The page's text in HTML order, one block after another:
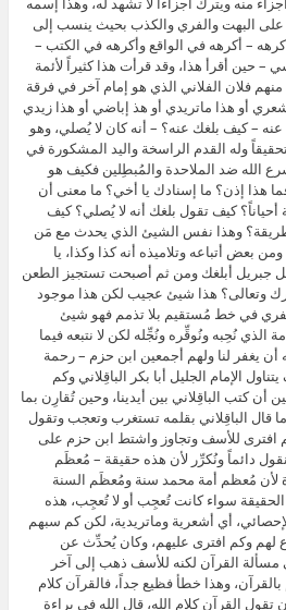
على البهت والفري والكذب بحيث ينسب إلى
– أكرهه في الواقع وأكرهه في الكتب –
حين أقرأ هذا، وقد قرأت هذا كثيراً لأئمة
فلان الفلاني الذي هو إمام آخر في فرقة
أو هذا ماتريدي أو هذ إباضي أو هذا زيدي
– كيف بلغك عنه؟ – أنه كان لا يُصلي، وهو
وله القدم الراسخة واليد المشكورة في
الله ضد الملاحدة والمُبطِلين فكيف هو
هذا إذن؟ ما إسنادك يا أخي؟ ما معنى أن
أحياناً؟ كيف تقول بلغك أنه لا يُصلي؟ كيف
وهذا نفس الشيئ الذي يحدث مع مَن
بعض أتباعه وتلاميذه أنه كذا وكذا، يا
جبريل أبلغك ومن ثم أصبحت تستجيز الطعن
وتعالى؟ هذا شيئ عجيب لكن هذا موجود
في خط مُستقيم بلا تذمم فهو شيئ
الذي نُحِبه ونُوقِّره ونُجِّله لكن لا نتبعه فيما
أن يغفر لنا ولهم أجمعين ابن حزم – رحمة
الإمام الجليل أبا بكر الباقِلاني وكم
كتب الباقِلاني بين أيدينا، وحين تُقارِن بما
قال الباقِلاني بقلمه تستغرب وتعجب وتقول
افترى للأسف وتجاوز واشتط ابن حزم على
دائماً ونُكرِّر لأن هذه حقيقة – مُعظَم
لأن مُعظم أمة محمد سنة ومُعظَم السنة
سواء كانت تُعجِب أو لا تُعجِب، هذه
أي أشعرية وماتريدية، لكن كم سبهم
لهم وكم افترى عليهم، وكان يُحدِّث عن
القرآن لكنه للأسف ذهب إلى آخر
وهذا خطأ فظيع جداً، فالقرآن كلام
القرآن كلام الله، قال الله في براءة